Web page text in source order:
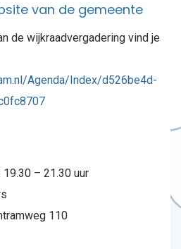
van de gemeente
de wijkraadvergadering vind je
Agenda/Index/d526be4d-
– 21.30 uur
110